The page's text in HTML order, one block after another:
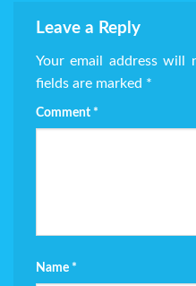
Leave a Reply
Your email address will
fields are marked *
Comment *
Name *